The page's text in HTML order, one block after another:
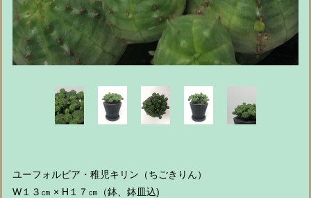
ユーフォルビア・稚児キリン（ちごきりん）
W１３㎝ × H１７㎝（鉢、鉢皿込)